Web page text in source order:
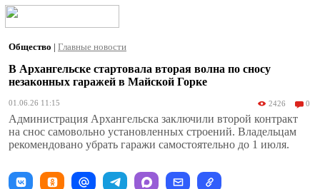
Общество | Главные новости
В Архангельске стартовала вторая волна по сносу
незаконных гаражей в Майской Горке
01.06.26 11:15 2426 0
Администрация Архангельска заключили второй контракт
на снос самовольно установленных строений. Владельцам
рекомендовано убрать гаражи самостоятельно до 1 июля.